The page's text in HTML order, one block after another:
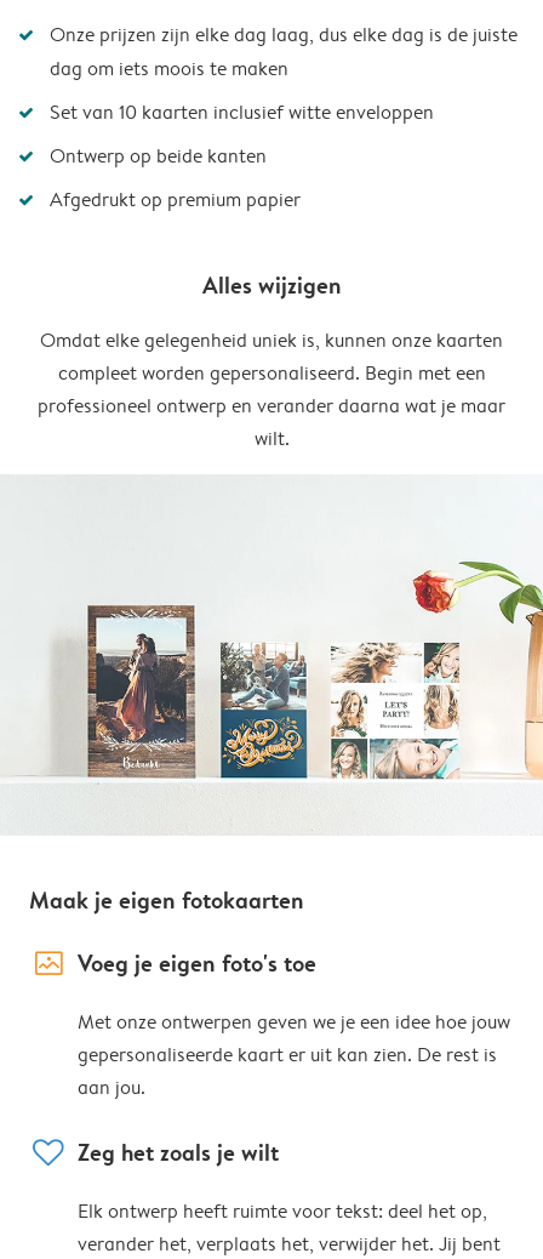
Onze prijzen zijn elke dag laag, dus elke dag is de juiste
dag om iets moois te maken
Set van 10 kaarten inclusief witte enveloppen
Ontwerp op beide kanten
Afgedrukt op premium papier
Alles wijzigen
Omdat elke gelegenheid uniek is, kunnen onze kaarten
compleet worden gepersonaliseerd. Begin met een
professioneel ontwerp en verander daarna wat je maar
wilt.
Maak je eigen fotokaarten
image_placeholder Voeg je eigen foto's toe
Met onze ontwerpen geven we je een idee hoe jouw
gepersonaliseerde kaart er uit kan zien. De rest is
aan jou.
heart Zeg het zoals je wilt
Elk ontwerp heeft ruimte voor tekst: deel het op,
verander het, verplaats het, verwijder het. Jij bent